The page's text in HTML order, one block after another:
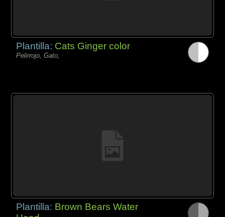
Plantilla: Cats Ginger color
Pelirrojo, Gato,
Plantilla: Brown Bears Water